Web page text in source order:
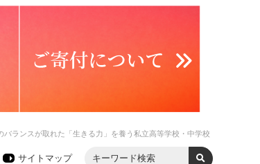
ランスが取れた「生きる力」を養う私立高等学校・中学校
サイトマップ